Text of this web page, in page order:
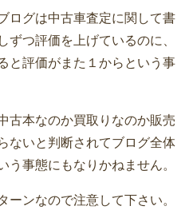
ログは中古車査定に関して書
ずつ評価を上げているのに、
と評価がまた１からという事
古本なのか買取りなのか販売
ないと判断されてブログ全体
う事態にもなりかねません。
ーンなので注意して下さい。